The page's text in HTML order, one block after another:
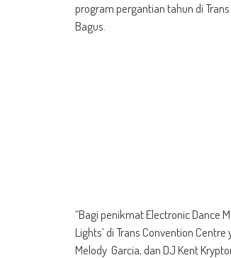
program pergantian tahun di Trans
Bagus.
“Bagi penikmat Electronic Dance
Lights’ di Trans Convention
Melody Garcia, dan DJ Kent